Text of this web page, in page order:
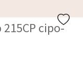
сіро-